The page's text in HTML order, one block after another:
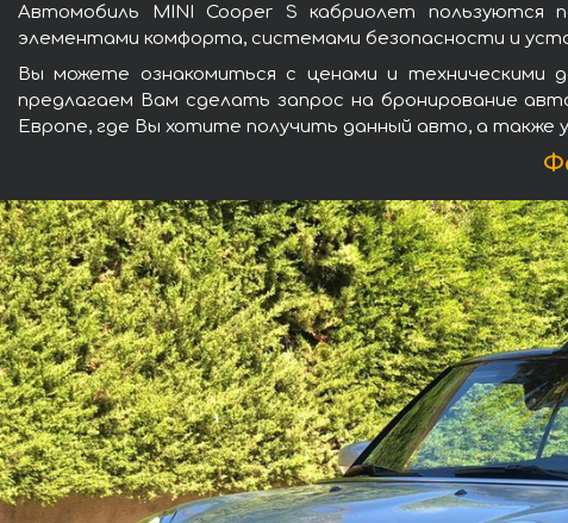
Автомобиль MINI Cooper S кабриолет пользуются
элементами комфорта, системами безопасности и
Вы можете ознакомиться с ценами и
предлагаем Вам сделать запрос на бронирование
Европе, где Вы хотите получить данный авто, а